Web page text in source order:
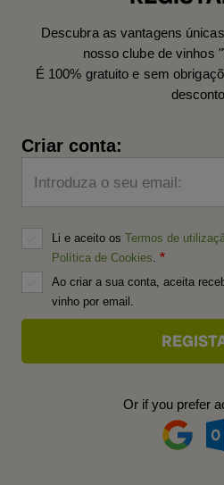
Descubra as vantagens
nosso clube de vinhos
É 100% gratuito e sem
Criar conta:
Introduza o seu email:
Li e aceito os Termos de
Política de Cookies
Ao criar a sua conta, aceita
vinho por email.
Or if you prefer